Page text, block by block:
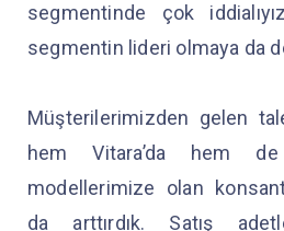
segmentinde çok
segmentin lideri olmaya da
Müşterilerimizden gelen
hem Vitara’da hem de
modellerimize olan
da arttırdık. Satış